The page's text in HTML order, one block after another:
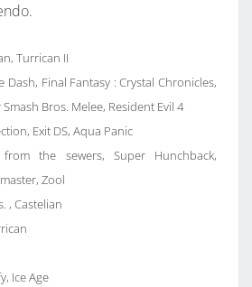
Turrican II
Dash, Final Fantasy : Crystal Chronicles,
Bros. Melee, Resident Evil 4
Exit DS, Aqua Panic
the sewers, Super Hunchback,
Zool
, Castelian
Ice Age